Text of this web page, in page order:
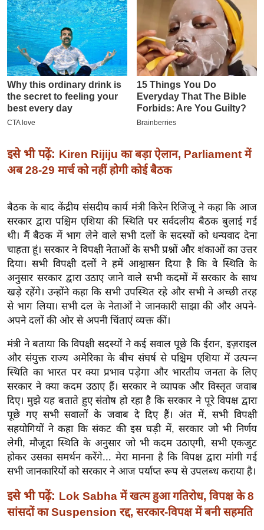
इ
म
ई
-
पे
प
र
मि
ल
मि
सा
ल
श
ख्सि
य
त
यं
इं
डि
या
सा
हि
त्य
ज
ग
त
ऑ
टो
इसे भी पढ़ें: Kiren Rijiju का बड़ा ऐलान, Parliament में
अब 28-29 मार्च को नहीं होगी कोई बैठक
बैठक के बाद केंद्रीय संसदीय कार्य मंत्री किरेन रिजिजू ने कहा कि आज
सरकार द्वारा पश्चिम एशिया की स्थिति पर सर्वदलीय बैठक बुलाई गई
थी। मैं बैठक में भाग लेने वाले सभी दलों के सदस्यों को धन्यवाद देना
चाहता हूं। सरकार ने विपक्षी नेताओं के सभी प्रश्नों और शंकाओं का उत्तर
दिया। सभी विपक्षी दलों ने हमें आश्वासन दिया है कि वे स्थिति के
अनुसार सरकार द्वारा उठाए जाने वाले सभी कदमों में सरकार के साथ
खड़े रहेंगे। उन्होंने कहा कि सभी उपस्थित रहे और सभी ने अच्छी तरह
से भाग लिया। सभी दल के नेताओं ने जानकारी साझा की और अपने-
अपने दलों की ओर से अपनी चिंताएं व्यक्त कीं।
मंत्री ने बताया कि विपक्षी सदस्यों ने कई सवाल पूछे कि ईरान, इज़राइल
और संयुक्त राज्य अमेरिका के बीच संघर्ष से पश्चिम एशिया में उत्पन्न
स्थिति का भारत पर क्या प्रभाव पड़ेगा और भारतीय जनता के लिए
सरकार ने क्या कदम उठाए हैं। सरकार ने व्यापक और विस्तृत जवाब
दिए। मुझे यह बताते हुए संतोष हो रहा है कि सरकार ने पूरे विपक्ष द्वारा
पूछे गए सभी सवालों के जवाब दे दिए हैं। अंत में, सभी विपक्षी
सहयोगियों ने कहा कि संकट की इस घड़ी में, सरकार जो भी निर्णय
लेगी, मौजूदा स्थिति के अनुसार जो भी कदम उठाएगी, सभी एकजुट
होकर उसका समर्थन करेंगे... मेरा मानना ​​है कि विपक्ष द्वारा मांगी गई
सभी जानकारियों को सरकार ने आज पर्याप्त रूप से उपलब्ध कराया है।
इसे भी पढ़ें: Lok Sabha में खत्म हुआ गतिरोध, विपक्ष के 8
सांसदों का Suspension रद्द, सरकार-विपक्ष में बनी सहमति